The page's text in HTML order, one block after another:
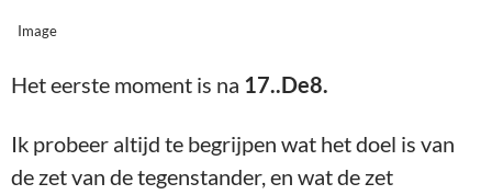
Image
Het eerste moment is na 17..De8.
Ik probeer altijd te begrijpen wat het doel is van
de zet van de tegenstander, en wat de zet